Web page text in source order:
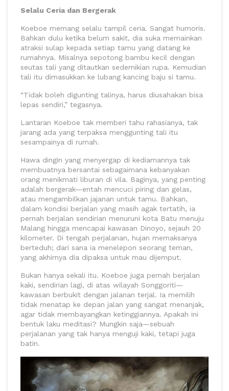
Selalu Ceria dan Bergerak
Koeboe memang selalu tampil ceria. Sangat humoris.
Bahkan dulu ketika belum sakit, dia suka memainkan
atraksi sulap kepada setiap tamu yang datang ke
rumahnya. Misalnya sepotong bambu kecil dengan
seutas tali yang ditautkan sedemikian rupa. Kemudian
tali itu dimasukkan ke lubang kancing baju si tamu.
“Tidak boleh digunting talinya, harus diusahakan bisa
lepas sendiri,” tegasnya.
Lantaran Koeboe tak memberi tahu rahasianya, tak
jarang ada yang terpaksa menggunting tali itu
sesampainya di rumah.
Hawa dingin yang menyergap di kediamannya tak
membuatnya bersantai sebagaimana kebanyakan
orang menikmati liburan di vila. Baginya, yang penting
adalah bergerak—entah mencuci piring dan gelas,
atau mengambilkan jajanan untuk tamu. Bahkan,
dalam kondisi berjalan yang masih agak tertatih, ia
pernah berjalan sendirian menuruni kota Batu menuju
Malang hingga mencapai kawasan Dinoyo, sejauh 20
kilometer. Di tengah perjalanan, hujan memaksanya
berteduh; dari sana ia menelepon seorang teman,
yang akhirnya dia dipaksa untuk mau dijemput.
Bukan hanya sekali itu. Koeboe juga pernah berjalan
kaki, sendirian lagi, di atas wilayah Songgoriti—
kawasan berbukit dengan jalanan terjal. Ia memilih
tidak menatap ke depan jalan yang sangat menanjak,
agar tidak membayangkan ketinggiannya. Apakah ini
bentuk laku meditasi? Mungkin saja—sebuah
perjalanan yang tak hanya menguji kaki, tetapi juga
batin.